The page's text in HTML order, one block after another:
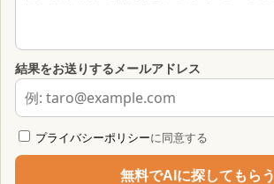
結果をお送りするメールアドレス
プライバシーポリシーに同意する
無料でAIに探してもらう